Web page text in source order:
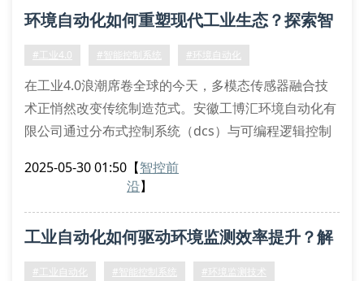
该培训系统采用分层递进式设计架构，底层部署opc ua
协议网关实现多品牌plc数据采集，中间层运
环境自动化如何重塑现代工业生态？探索智
能化转型的深层逻辑
#工业4.0 #智能控制系统 #环境自动化
在工业4.0浪潮席卷全球的今天，多模态传感器融合技
术正悄然改变传统制造范式。安徽工博汇环境自动化有
限公司通过分布式控制系统（dcs）与可编程逻辑控制
能监测网络。这种自适应反馈机制不仅能实时捕捉环境
工业现场常见的气溶胶浓度梯度变化问题，在引入激光
散射式粒子计数器后实现精准监控。以某化工企业为
2025-05-30 01:50 【智控前
沿】
工业自动化如何驱动环境监测效率提升？解
析工博汇核心技术
#工业自动化 #智能控制系统 #环境监测技术